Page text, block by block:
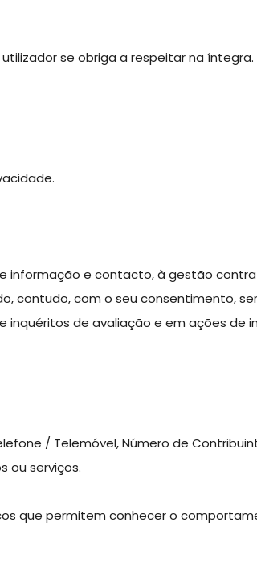
se obriga a respeitar na íntegra.
informação e contacto, à gestão
contudo, com o seu consentimento,
inquéritos de avaliação e em ações de
/ Telemóvel, Número de
ou serviços.
que permitem conhecer o